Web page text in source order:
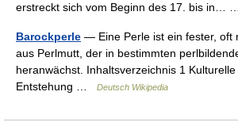
erstreckt sich vom Beginn des 17. bis in…
Barockperle — Eine Perle ist ein fester, oft
aus Perlmutt, der in bestimmten
heranwächst. Inhaltsverzeichnis 1
Entstehung …
Deutsch Wikipedia